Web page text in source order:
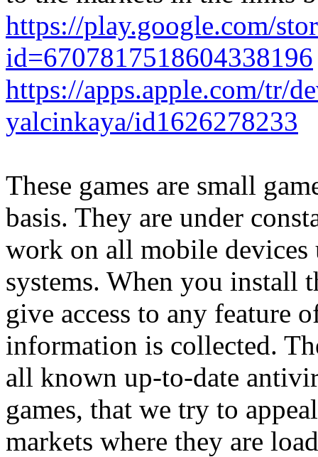
https://play.google.com/
id=6707817518604338196
https://apps.apple.com/tr/
yalcinkaya/id1626278233
These games are small
basis. They are under
work on all mobile
systems. When you install
give access to any feature
information is collected.
all known up-to-date
games, that we try to
markets where they are